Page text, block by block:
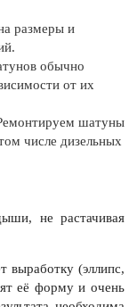
размеры и
обычно
от их
шатуны
числе дизельных
не растачивая
выработку (эллипс,
её форму и очень